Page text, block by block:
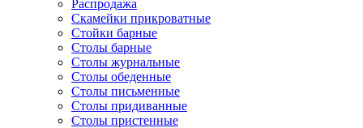
Распродажа
Скамейки прикроватные
Стойки барные
Столы барные
Столы журнальные
Столы обеденные
Столы письменные
Столы придиванные
Столы пристенные